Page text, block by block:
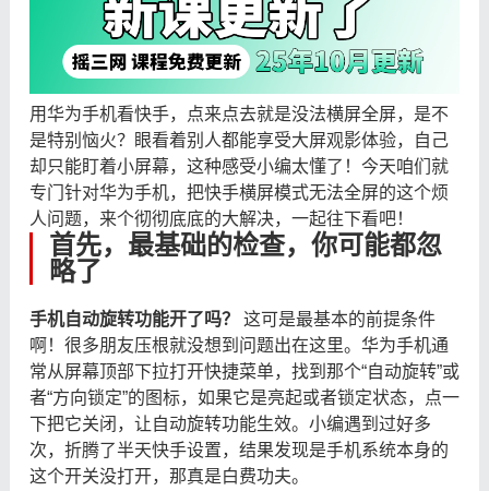
用华为手机看快手，点来点去就是没法横屏全屏，是不
是特别恼火？眼看着别人都能享受大屏观影体验，自己
却只能盯着小屏幕，这种感受小编太懂了！今天咱们就
专门针对华为手机，把快手横屏模式无法全屏的这个烦
人问题，来个彻彻底底的大解决，一起往下看吧！
首先，最基础的检查，你可能都忽
略了
手机自动旋转功能开了吗？
​ 这可是最基本的前提条件
啊！很多朋友压根就没想到问题出在这里。华为手机通
常从屏幕顶部下拉打开快捷菜单，找到那个“自动旋转”或
者“方向锁定”的图标，如果它是亮起或者锁定状态，点一
下把它关闭，让自动旋转功能生效。小编遇到过好多
次，折腾了半天快手设置，结果发现是手机系统本身的
这个开关没打开，那真是白费功夫。